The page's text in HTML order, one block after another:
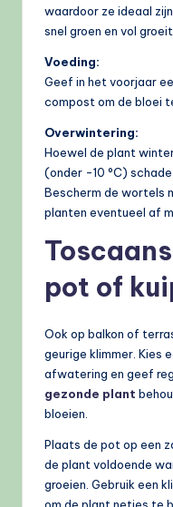
waardoor ze ideaal
snel groen en vol
Voeding:
Geef in het voorjaar
compost om de bloei
Overwintering:
Hoewel de plant
(onder -10 °C)
Bescherm de wortels
planten eventueel af
pot of
Ook op balkon of
geurige klimmer. Kies
afwatering en geef
gezonde plant
bloeien.
Plaats de pot op een
de plant voldoende
groeien. Gebruik een